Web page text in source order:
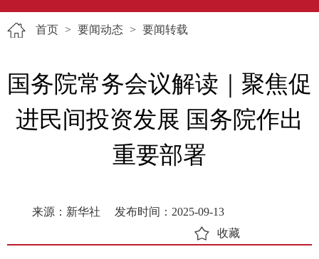
首页 > 要闻动态 > 要闻转载
国务院常务会议解读｜聚焦促
进民间投资发展 国务院作出
重要部署
来源：新华社
发布时间：2025-09-13
收藏